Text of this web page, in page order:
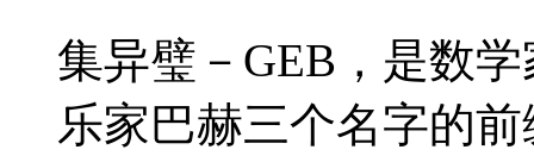
集异璧－GEB，是数
乐家巴赫三个名字的